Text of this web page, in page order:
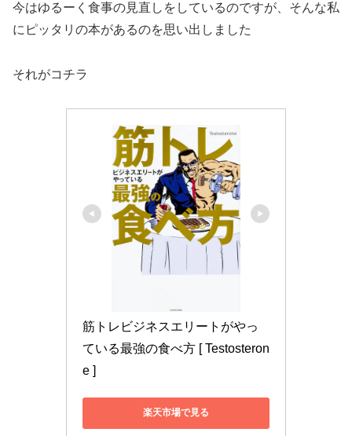
今はゆるーく食事の見直しをしているのですが、そんな私
にピッタリの本があるのを思い出しました
それがコチラ
筋トレビジネスエリートがやっ
ている最強の食べ方 [ Testosteron
e ]
楽天市場で見る